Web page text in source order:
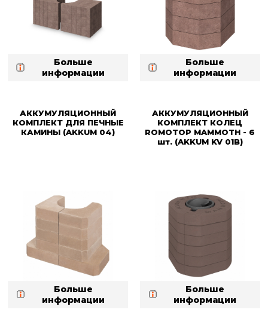
Больше
информации
Больше
информации
АККУМУЛЯЦИОННЫЙ
КОМПЛЕКТ ДЛЯ ПЕЧНЫЕ
КАМИНЫ (AKKUM 04)
Больше
информации
АККУМУЛЯЦИОННЫЙ
КОМПЛЕКТ КОЛЕЦ
ROMOTOP MAMMOTH - 6
шт. (AKKUM KV 01B)
Больше
информации